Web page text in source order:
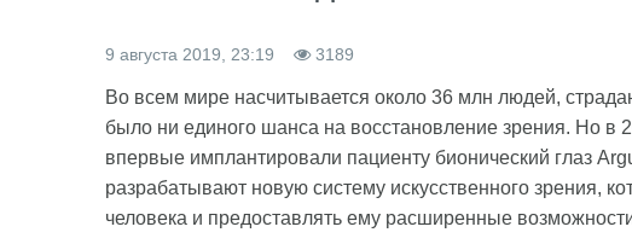
9 августа 2019, 23:19 3189
Во всем мире насчитывается около 36 млн людей,
было ни единого шанса на восстановление зрения. Но в
впервые имплантировали пациенту бионический глаз
разрабатывают новую систему искусственного зрения,
человека и предоставлять ему расширенные